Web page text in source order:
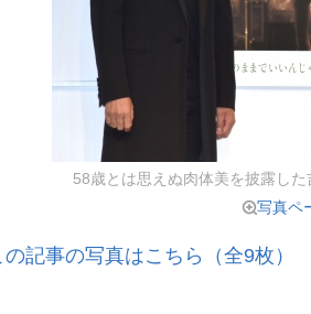
58歳とは思えぬ肉体美を披露し
写真ペ
の記事の写真はこちら（全9枚）